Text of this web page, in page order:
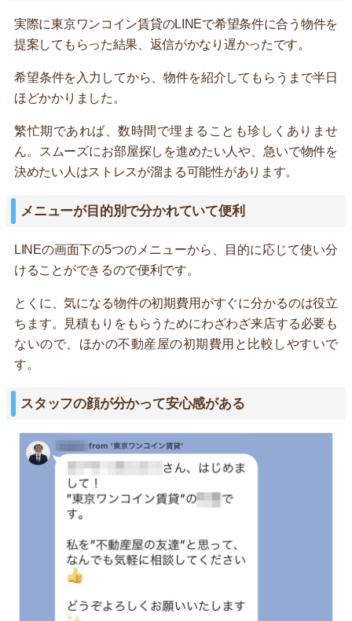
実際に東京ワンコイン賃貸のLINEで希望条件に合う物件を
提案してもらった結果、返信がかなり遅かったです。
希望条件を入力してから、物件を紹介してもらうまで半日
ほどかかりました。
繁忙期であれば、数時間で埋まることも珍しくありませ
ん。スムーズにお部屋探しを進めたい人や、急いで物件を
決めたい人はストレスが溜まる可能性があります。
メニューが目的別で分かれていて便利
LINEの画面下の5つのメニューから、目的に応じて使い分
けることができるので便利です。
とくに、気になる物件の初期費用がすぐに分かるのは役立
ちます。見積もりをもらうためにわざわざ来店する必要も
ないので、ほかの不動産屋の初期費用と比較しやすいで
す。
スタッフの顔が分かって安心感がある